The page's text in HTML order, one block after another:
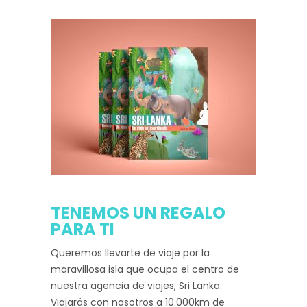
TENEMOS UN REGALO
PARA TI
Queremos llevarte de viaje por la
maravillosa isla que ocupa el centro de
nuestra agencia de viajes, Sri Lanka.
Viajarás con nosotros a 10.000km de